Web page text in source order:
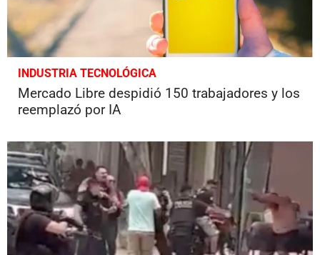
INDUSTRIA TECNOLÓGICA
Mercado Libre despidió 150 trabajadores y los
reemplazó por IA